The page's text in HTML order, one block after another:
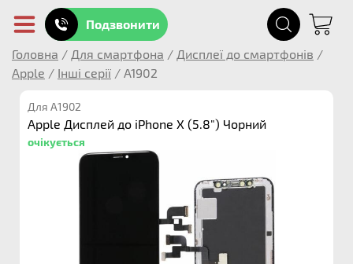
Подзвонити
Головна / Для смартфона / Дисплеї до смартфонів /
Apple / Інші серії / A1902
Для A1902
Apple Дисплей до iPhone X (5.8") Чорний
очікується